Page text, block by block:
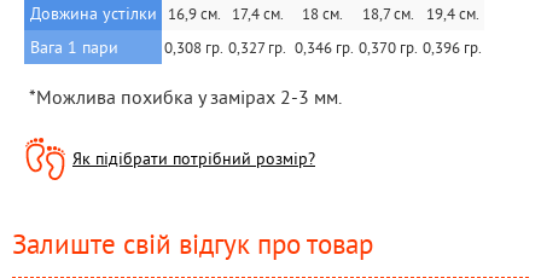
Довжина устілки 16,9 см. 17,4 см. 18 см. 18,7 см. 19,4 см.
Вага 1 пари 0,308 гр. 0,327 гр. 0,346 гр. 0,370 гр. 0,396 гр.
*Можлива похибка у замірах 2-3 мм.
Як підібрати потрібний розмір?
Залиште свій відгук про товар